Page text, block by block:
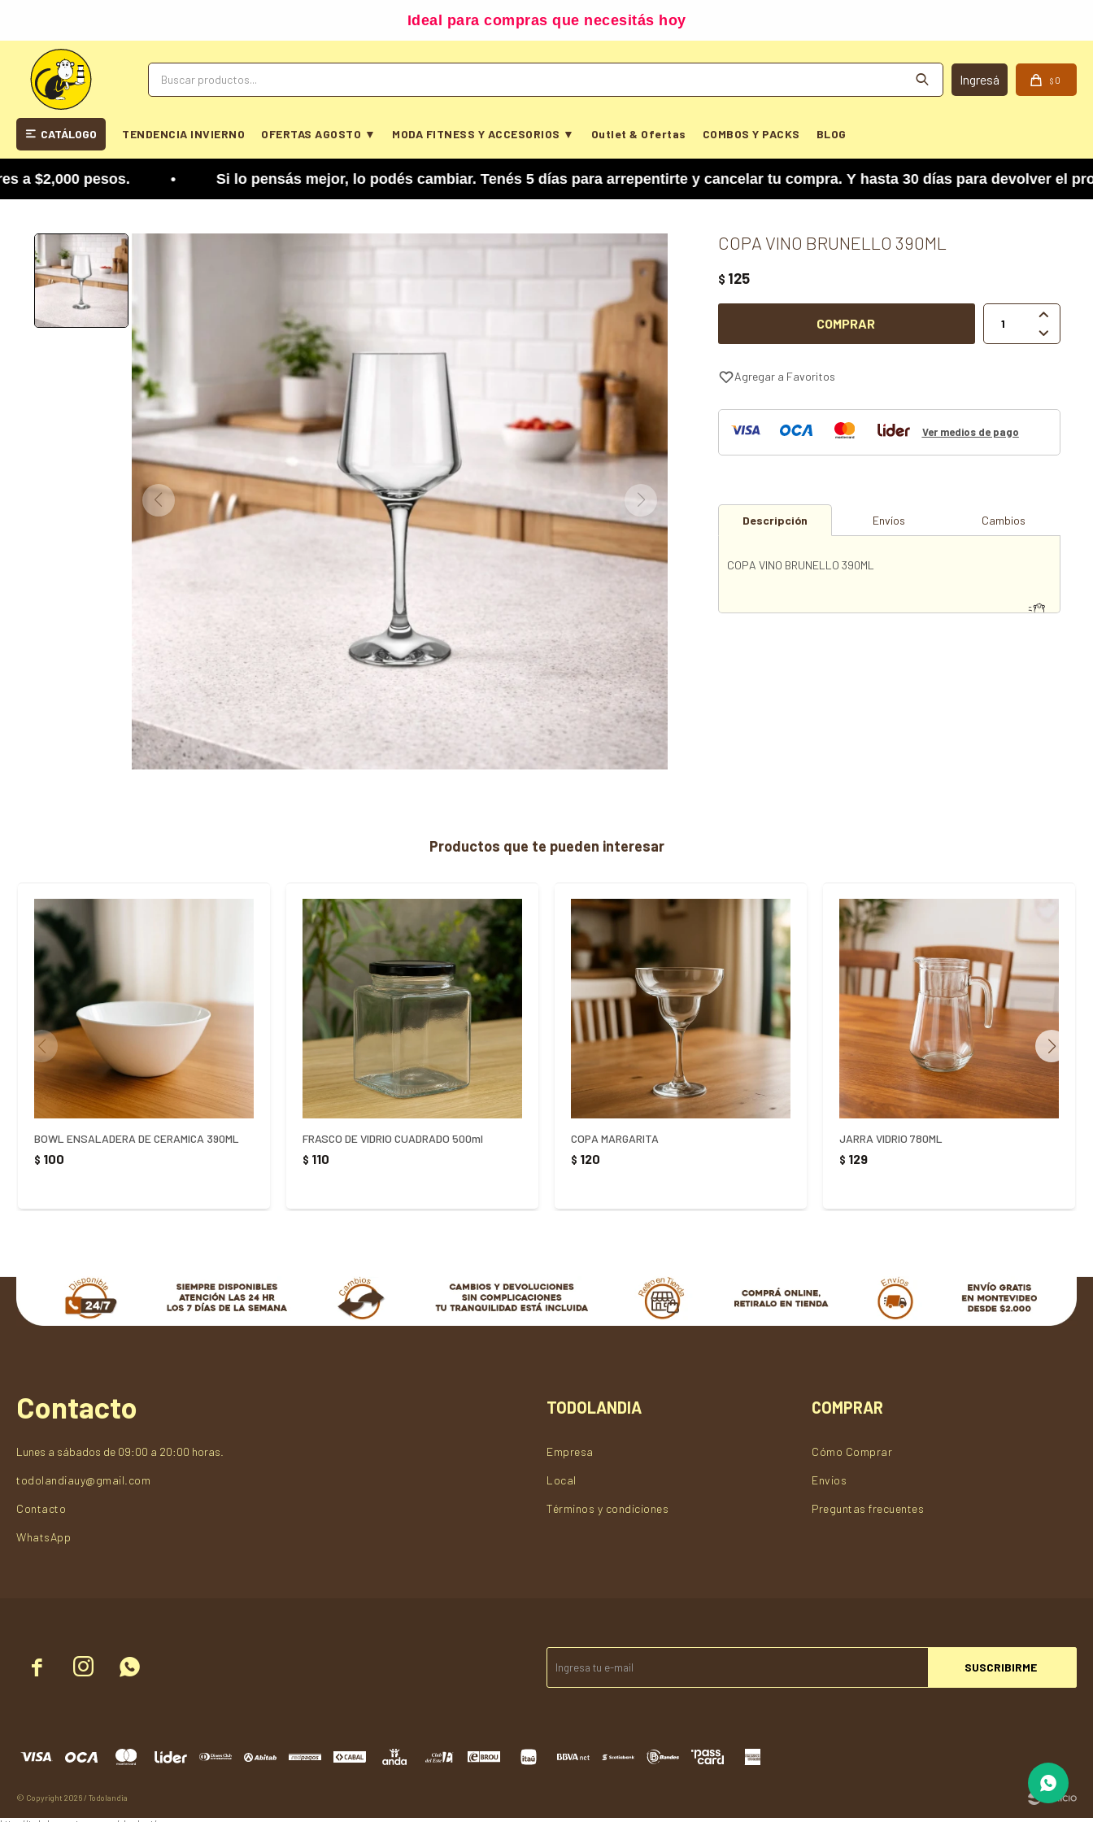
Ideal para compras que necesitás hoy
CATÁLOGO TENDENCIA INVIERNO OFERTAS AGOSTO ▼ MODA FITNESS Y ACCESORIOS ▼ Outlet & Ofertas COMBOS Y PACKS BLOG
$ 0
pesos. • Si lo pensás mejor, lo podés cambiar. Tenés 5 días para arrepentirte y cancelar tu compra. Y hasta 30 días para devolver el
COPA VINO BRUNELLO 390ML
$ 125
COMPRAR


Ver medios de pago
Descripción Envíos Cambios
COPA VINO BRUNELLO 390ML
Productos que te pueden interesar
BOWL ENSALADERA DE CERAMICA 390ML
$ 100
FRASCO DE VIDRIO CUADRADO 500ml
$ 110
COPA MARGARITA
$ 120
JARRA VIDRIO 780ML
$ 129
   SUSCRIBIRME
Contacto
Lunes a sábados de 09:00 a 20:00 horas.
todolandiauy@gmail.com
Contacto
WhatsApp
TODOLANDIA
Empresa
Local
Términos y condiciones
COMPRAR
Cómo Comprar
Envios
Preguntas frecuentes
© Copyright 2026 / Todolandia